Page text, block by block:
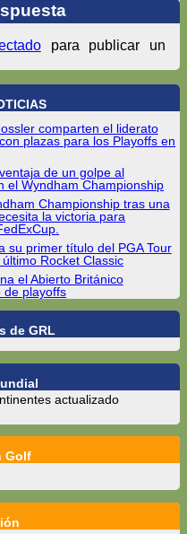
para publicar un
comparten el liderato
plazas para los Playoffs en
de un golpe al
el Wyndham Championship
Championship tras una
la victoria para
su primer título del PGA Tour
Rocket Classic
el Abierto Británico
de playoffs
de GRL
actualizado
Golf